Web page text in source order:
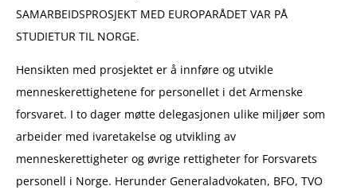
SAMARBEIDSPROSJEKT MED EUROPARÅDET VAR PÅ
STUDIETUR TIL NORGE.
Hensikten med prosjektet er å innføre og utvikle
menneskerettighetene for personellet i det Armenske
forsvaret. I to dager møtte delegasjonen ulike miljøer som
arbeider med ivaretakelse og utvikling av
menneskerettigheter og øvrige rettigheter for Forsvarets
personell i Norge. Herunder Generaladvokaten, BFO, TVO